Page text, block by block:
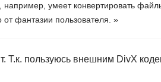
например, умеет конвертировать
от фантазии пользователя. »
Т.к. пользуюсь внешним DivX